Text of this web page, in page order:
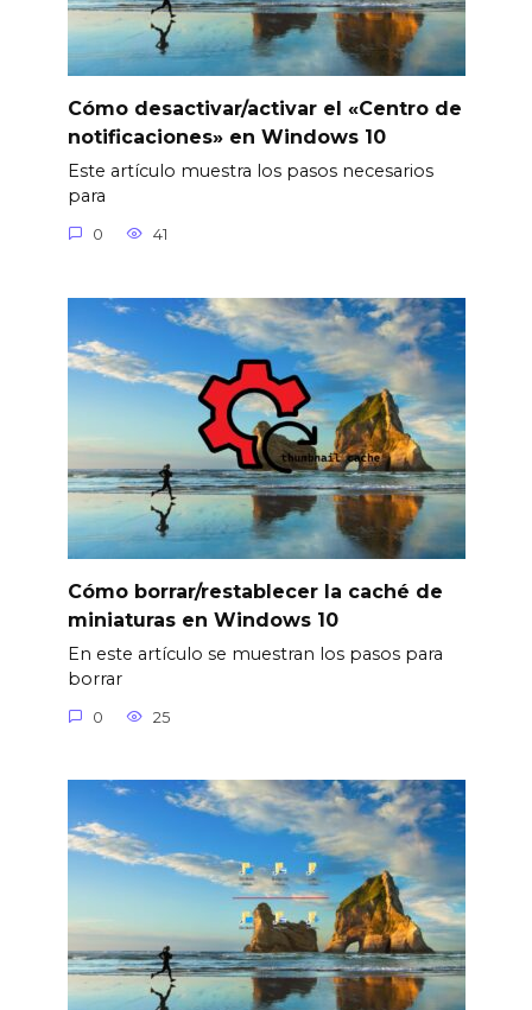
Cómo desactivar/activar el «Centro de
notificaciones» en Windows 10
Este artículo muestra los pasos necesarios
para
0 41
Cómo borrar/restablecer la caché de
miniaturas en Windows 10
En este artículo se muestran los pasos para
borrar
0 25